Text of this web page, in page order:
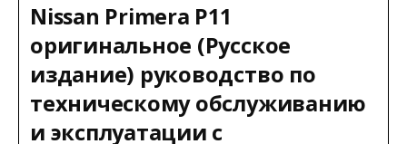
Nissan Primera P11
оригинальное (Русское
издание) руководство по
техническому обслуживанию
и эксплуатации с